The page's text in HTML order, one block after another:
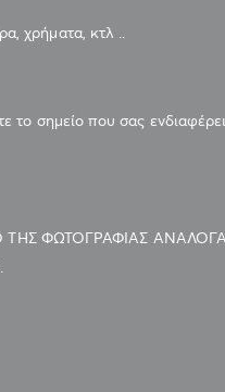
χρήματα, κτλ ..
το σημείο που σας ενδιαφέρει.
ΦΩΤΟΓΡΑΦΙΑΣ